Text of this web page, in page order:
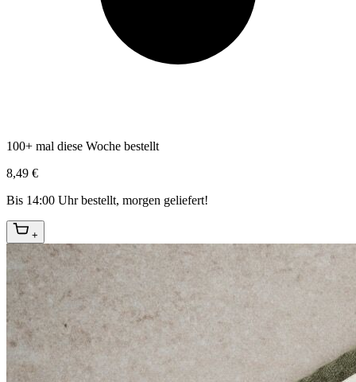
100+ mal diese Woche bestellt
8,49 €
Bis 14:00 Uhr bestellt, morgen geliefert!
+